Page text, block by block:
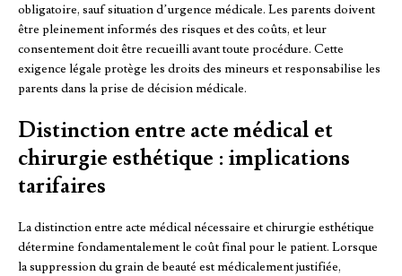
obligatoire, sauf situation d’urgence médicale. Les parents doivent
être pleinement informés des risques et des coûts, et leur
consentement doit être recueilli avant toute procédure. Cette
exigence légale protège les droits des mineurs et responsabilise les
parents dans la prise de décision médicale.
Distinction entre acte médical et
chirurgie esthétique : implications
tarifaires
La distinction entre acte médical nécessaire et chirurgie esthétique
détermine fondamentalement le coût final pour le patient. Lorsque
la suppression du grain de beauté est médicalement justifiée,